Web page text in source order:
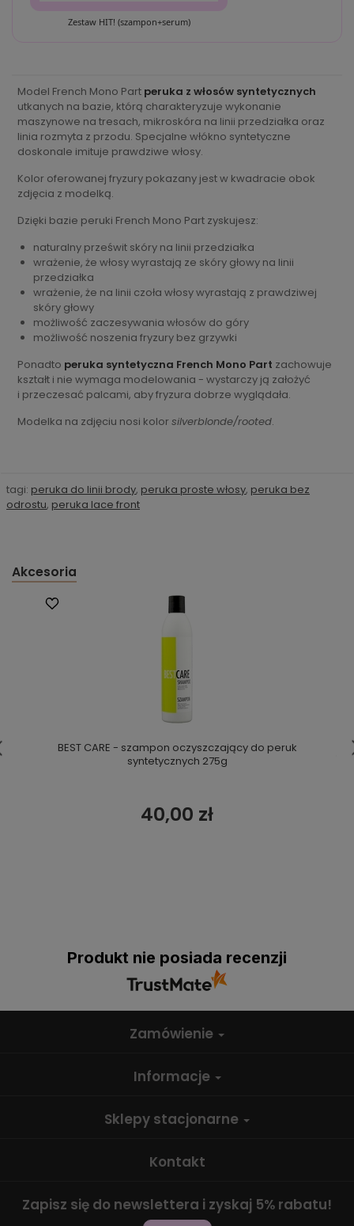
Zestaw HIT! (szampon+serum)
Model French Mono Part peruka z włosów syntetycznych
utkanych na bazie, którą charakteryzuje wykonanie
maszynowe na tresach, mikroskóra na linii przedziałka oraz
linia rozmyta z przodu. Specjalne włókno syntetyczne
doskonale imituje prawdziwe włosy.
Kolor oferowanej fryzury pokazany jest w kwadracie obok
zdjęcia z modelką.
Dzięki bazie peruki French Mono Part zyskujesz:
naturalny prześwit skóry na linii przedziałka
wrażenie, że włosy wyrastają ze skóry głowy na linii
przedziałka
wrażenie, że na linii czoła włosy wyrastają z prawdziwej
skóry głowy
możliwość zaczesywania włosów do góry
możliwość noszenia fryzury bez grzywki
Ponadto peruka syntetyczna French Mono Part zachowuje
kształt i nie wymaga modelowania - wystarczy ją założyć
i przeczesać palcami, aby fryzura dobrze wyglądała.
Modelka na zdjęciu nosi kolor silverblonde/rooted.
tagi: peruka do linii brody, peruka proste włosy, peruka bez
odrostu, peruka lace front
Akcesoria
BEST CARE - szampon oczyszczający do peruk
syntetycznych 275g
40,00 zł
Produkt nie posiada recenzji
Zamówienie
Informacje
Sklepy stacjonarne
Kontakt
Zapisz się do newslettera i zyskaj 5% rabatu!